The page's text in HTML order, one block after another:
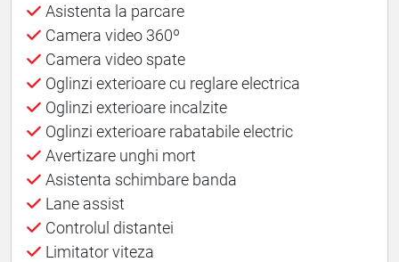
Asistenta la parcare
Camera video 360º
Camera video spate
Oglinzi exterioare cu reglare electrica
Oglinzi exterioare incalzite
Oglinzi exterioare rabatabile electric
Avertizare unghi mort
Asistenta schimbare banda
Lane assist
Controlul distantei
Limitator viteza